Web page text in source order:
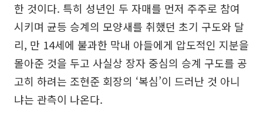
한 것이다. 특히 성년인 두 자매를 먼저 주주로 참여
시키며 균등 승계의 모양새를 취했던 초기 구도와 달
리, 만 14세에 불과한 막내 아들에게 압도적인 지분을
몰아준 것을 두고 사실상 장자 중심의 승계 구도를 공
고히 하려는 조현준 회장의 ‘복심’이 드러난 것 아니
냐는 관측이 나온다.